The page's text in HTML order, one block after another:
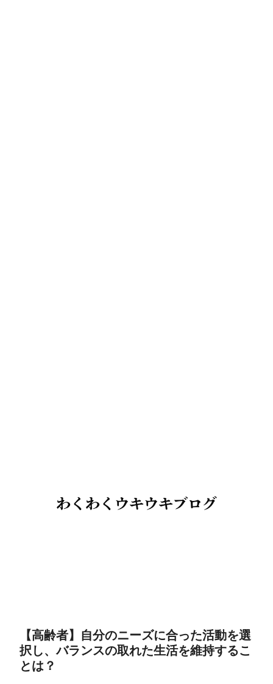
【高齢者】自分のニーズに合った活動を選
択し、バランスの取れた生活を維持するこ
とは？